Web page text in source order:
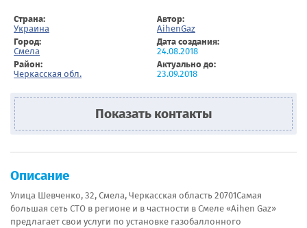
Страна:
Украина
Автор:
AihenGaz
Город:
Смела
Дата создания:
24.08.2018
Район:
Черкасская обл.
Актуально до:
23.09.2018
Показать контакты
Описание
Улица Шевченко, 32, Смела, Черкасская область 20701Самая
большая сеть СТО в регионе и в частности в Смеле «Aihen Gaz»
предлагает свои услуги по установке газобаллонного